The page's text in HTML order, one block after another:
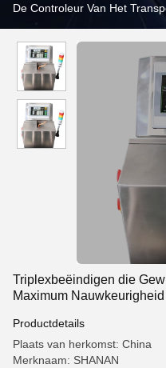
De Controleur Van Het
Nauwkeurigheid ±1g
Triplexbeëindigen die
Maximum
Productdetails
Plaats van herkomst: China
Merknaam: SHANAN